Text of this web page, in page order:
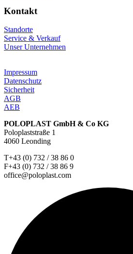
Kontakt
Standorte
Service & Verkauf
Unser Unternehmen
Impressum
Datenschutz
Sicherheit
AGB
AEB
POLOPLAST GmbH & Co KG
Poloplaststraße 1
4060 Leonding
T+43 (0) 732 / 38 86 0
F+43 (0) 732 / 38 86 9
office@poloplast.com